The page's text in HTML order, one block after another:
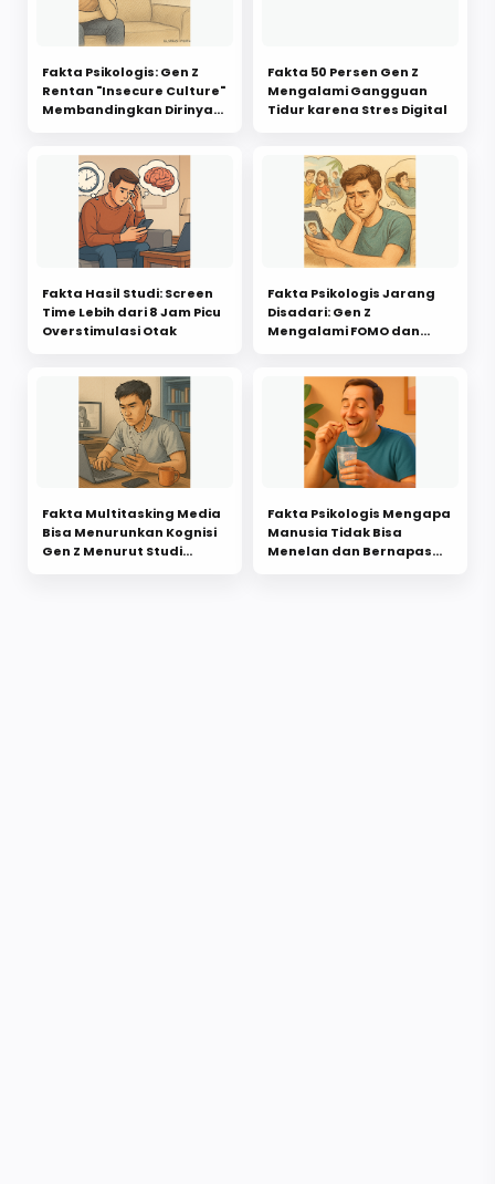
Fakta Psikologis: Gen Z
Rentan "Insecure Culture"
Membandingkan Dirinya
Fakta 50 Persen Gen Z
Mengalami Gangguan
Tidur karena Stres Digital
Fakta Hasil Studi: Screen
Time Lebih dari 8 Jam Picu
Overstimulasi Otak
Fakta Psikologis Jarang
Disadari: Gen Z
Mengalami FOMO dan
Fakta Multitasking Media
Bisa Menurunkan Kognisi
Gen Z Menurut Studi
Fakta Psikologis Mengapa
Manusia Tidak Bisa
Menelan dan Bernapas